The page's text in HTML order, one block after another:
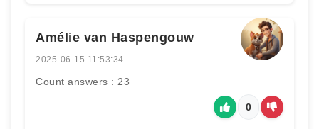
Amélie van Haspengouw
2025-06-15 11:53:34
Count answers : 23
0